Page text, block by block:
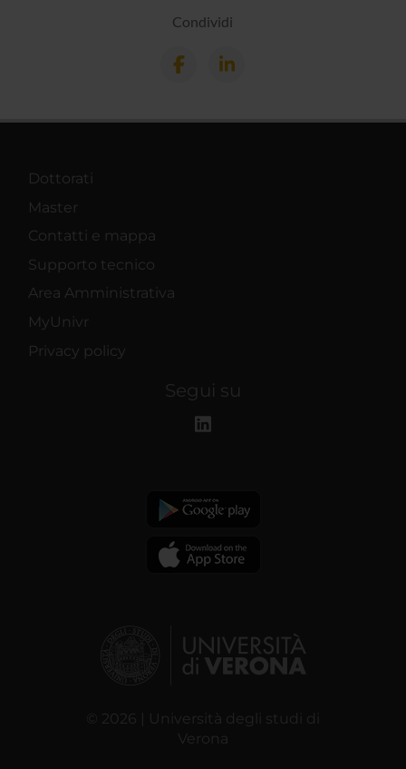
Condividi
Dottorati
Master
Contatti e mappa
Supporto tecnico
Area Amministrativa
MyUnivr
Privacy policy
Segui su
© 2026 | Università degli studi di
Verona